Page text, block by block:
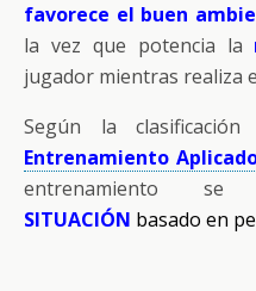
favorece el buen
la vez que potencia la
jugador mientras realiza
Según la
Entrenamiento
entrenamiento
SITUACIÓN basado en